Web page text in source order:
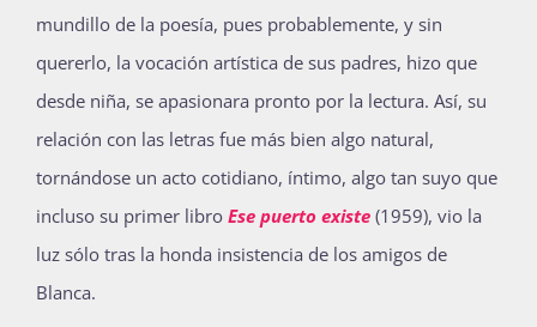
Súmate
Publicaciones
Bienvenida generación 2027-1
mundillo de la poesía, pues probablemente, y sin
quererlo, la vocación artística de sus padres, hizo que
desde niña, se apasionara pronto por la lectura. Así, su
relación con las letras fue más bien algo natural,
tornándose un acto cotidiano, íntimo, algo tan suyo que
incluso su primer libro Ese puerto existe (1959), vio la
luz sólo tras la honda insistencia de los amigos de
Blanca.